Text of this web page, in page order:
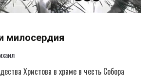
милосердия
Христова в храме в честь Собора